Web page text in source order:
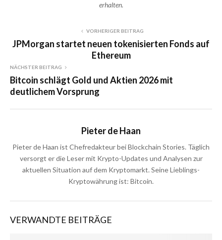
erhalten.
VORHERIGER BEITRAG
JPMorgan startet neuen tokenisierten Fonds auf
Ethereum
NÄCHSTER BEITRAG
Bitcoin schlägt Gold und Aktien 2026 mit
deutlichem Vorsprung
Pieter de Haan
Pieter de Haan ist Chefredakteur bei Blockchain Stories. Täglich
versorgt er die Leser mit Krypto-Updates und Analysen zur
aktuellen Situation auf dem Kryptomarkt. Seine Lieblings-
Kryptowährung ist: Bitcoin.
VERWANDTE BEITRÄGE